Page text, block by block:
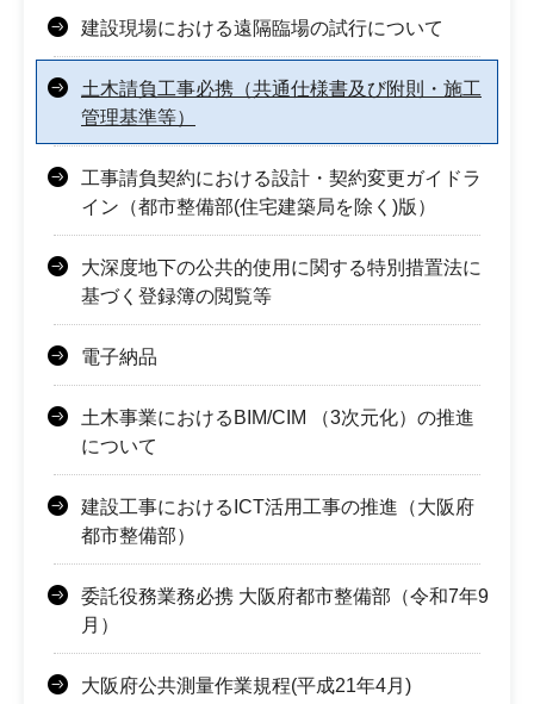
建設現場における遠隔臨場の試行について
土木請負工事必携（共通仕様書及び附則・施工
管理基準等）
工事請負契約における設計・契約変更ガイドラ
イン（都市整備部(住宅建築局を除く)版）
大深度地下の公共的使用に関する特別措置法に
基づく登録簿の閲覧等
電子納品
土木事業におけるBIM/CIM （3次元化）の推進
について
建設工事におけるICT活用工事の推進（大阪府
都市整備部）
委託役務業務必携 大阪府都市整備部（令和7年9
月）
大阪府公共測量作業規程(平成21年4月)